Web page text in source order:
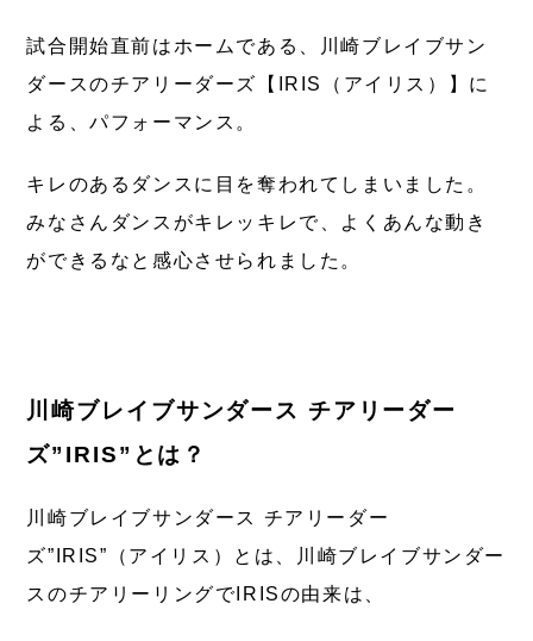
試合開始直前はホームである、川崎ブレイブサン
ダースのチアリーダーズ【IRIS（アイリス）】に
よる、パフォーマンス。
キレのあるダンスに目を奪われてしまいました。
みなさんダンスがキレッキレで、よくあんな動き
ができるなと感心させられました。
川崎ブレイブサンダース チアリーダー
ズ”IRIS”とは？
川崎ブレイブサンダース チアリーダー
ズ”IRIS”（アイリス）とは、川崎ブレイブサンダー
スのチアリーリングでIRISの由来は、